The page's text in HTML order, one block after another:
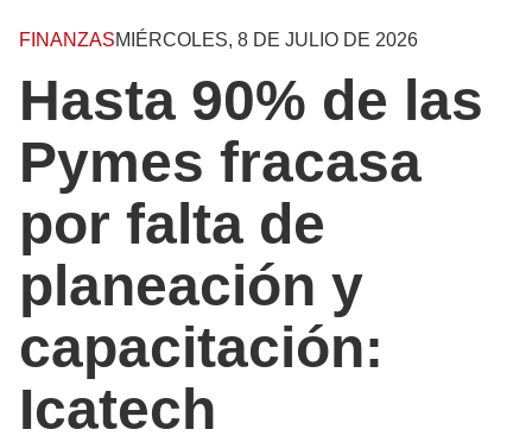
FINANZASMIÉRCOLES, 8 DE JULIO DE 2026
Hasta 90% de las
Pymes fracasa
por falta de
planeación y
capacitación:
Icatech